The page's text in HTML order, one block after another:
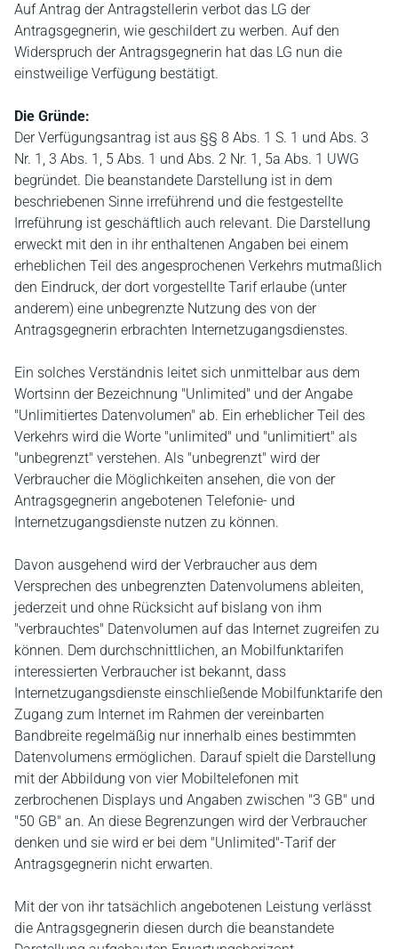
Auf Antrag der Antragstellerin verbot das LG der
Antragsgegnerin, wie geschildert zu werben. Auf den
Widerspruch der Antragsgegnerin hat das LG nun die
einstweilige Verfügung bestätigt.
Die Gründe:
Der Verfügungsantrag ist aus §§ 8 Abs. 1 S. 1 und Abs. 3
Nr. 1, 3 Abs. 1, 5 Abs. 1 und Abs. 2 Nr. 1, 5a Abs. 1 UWG
begründet. Die beanstandete Darstellung ist in dem
beschriebenen Sinne irreführend und die festgestellte
Irreführung ist geschäftlich auch relevant. Die Darstellung
erweckt mit den in ihr enthaltenen Angaben bei einem
erheblichen Teil des angesprochenen Verkehrs mutmaßlich
den Eindruck, der dort vorgestellte Tarif erlaube (unter
anderem) eine unbegrenzte Nutzung des von der
Antragsgegnerin erbrachten Internetzugangsdienstes.
Ein solches Verständnis leitet sich unmittelbar aus dem
Wortsinn der Bezeichnung "Unlimited" und der Angabe
"Unlimitiertes Datenvolumen" ab. Ein erheblicher Teil des
Verkehrs wird die Worte "unlimited" und "unlimitiert" als
"unbegrenzt" verstehen. Als "unbegrenzt" wird der
Verbraucher die Möglichkeiten ansehen, die von der
Antragsgegnerin angebotenen Telefonie- und
Internetzugangsdienste nutzen zu können.
Davon ausgehend wird der Verbraucher aus dem
Versprechen des unbegrenzten Datenvolumens ableiten,
jederzeit und ohne Rücksicht auf bislang von ihm
"verbrauchtes" Datenvolumen auf das Internet zugreifen zu
können. Dem durchschnittlichen, an Mobilfunktarifen
interessierten Verbraucher ist bekannt, dass
Internetzugangsdienste einschließende Mobilfunktarife den
Zugang zum Internet im Rahmen der vereinbarten
Bandbreite regelmäßig nur innerhalb eines bestimmten
Datenvolumens ermöglichen. Darauf spielt die Darstellung
mit der Abbildung von vier Mobiltelefonen mit
zerbrochenen Displays und Angaben zwischen "3 GB" und
"50 GB" an. An diese Begrenzungen wird der Verbraucher
denken und sie wird er bei dem "Unlimited"-Tarif der
Antragsgegnerin nicht erwarten.
Mit der von ihr tatsächlich angebotenen Leistung verlässt
die Antragsgegnerin diesen durch die beanstandete